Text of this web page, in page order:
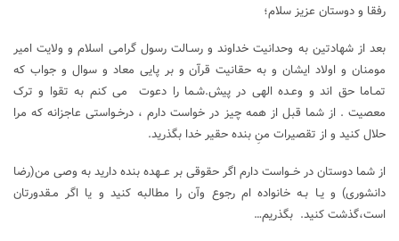
رفقا و دوستان عزیز سلام؛
بعد از شهادتین به وحدانیت خداوند و رسـالت رسول گرامی اسلام و ولایت امیر
مومنان و اولاد ایشان و به حقانیت قرآن و بر پایی معاد و سوال و جواب که
تمـاما حق اند و وعـده الهی در پیش.شـما را دعوت می کنم به تقوا و ترک
معصیت . از شما قبل از همه چیز در خواست دارم ، درخـواستی عاجزانه که مرا
حلال کنید و از تقصیرات منِ بنده حقیر خدا بگذرید.
از شما دوستان در خــواست دارم اگر حقوقی بر عــهده بنده دارید به وصی من(رضا
دانشوری) و یـا بـه خانواده ام رجوع وآن را مطالبه کنید و یا اگر مـقدورتان
است،گذشت کنید. بگذریم…